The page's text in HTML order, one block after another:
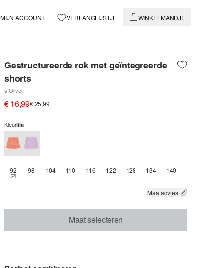
MIJN ACCOUNT VERLANGLIJSTJE WINKELMANDJE
Gestructureerde rok met geïntegreerde
shorts
s.Oliver
€ 16,99€ 25,99
Kleurlila
92THIS SIZE IS CURRENTLY OUT OF STOCK
98 104 110 116 122 128 134 140
Maatadvies
Maat selecteren